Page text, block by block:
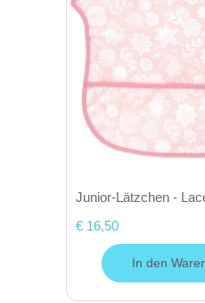
Junior-Lätzchen -
€ 16,50
In den